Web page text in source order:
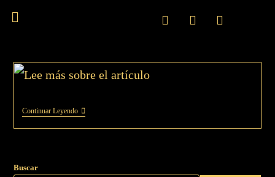
Continuar Leyendo
Buscar